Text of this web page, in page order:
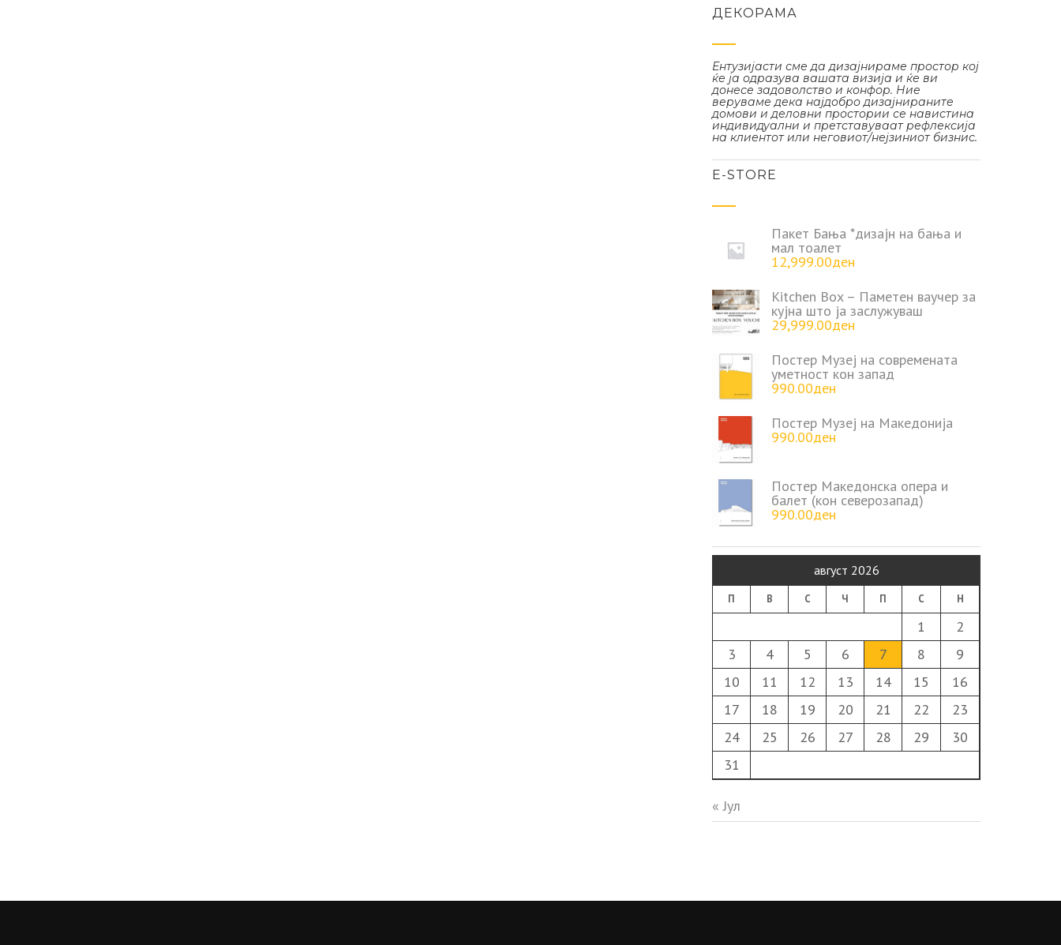
ДЕКОРАМА
Ентузијасти сме да дизајнираме простор кој
ќе ја одразува вашата визија и ќе ви
донесе задоволство и конфор. Ние
веруваме дека најдобро дизајнираните
домови и деловни простории се навистина
индивидуални и претставуваат рефлексија
на клиентот или неговиот/нејзиниот бизнис.
Е-STORE
Пакет Бања *дизајн на бања и
мал тоалет
12,999.00ден
Kitchen Box – Паметен ваучер за
кујна што ја заслужуваш
29,999.00ден
Постер Музеј на современата
уметност кон запад
990.00ден
Постер Музеј на Македонија
990.00ден
Постер Македонска опера и
балет (кон северозапад)
990.00ден
август 2026
П В С Ч П С Н
1
2
3
4 5 6 7 8
9
10
11 12 13 14 15
16
17
18 19 20 21 22
23
24
25 26 27 28 29
30
31
« Јул